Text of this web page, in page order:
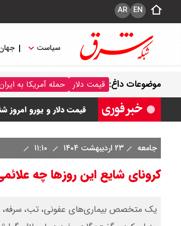
EN
AR
سیاست
موضوعات داغ: قیمت دلار حمله آمریکا به
قیمت دلار مبادله ای امروز شنبه ۱۷ مرداد ۱۴۰ / دلار حواله ای
قیمت طلا و سکه امروز شنبه ۱۷ مرداد ۱۴۰۵ / قیمت هر گرم طلا
قیمت دلار و یورو امروز شنبه ۱۷ مرداد ۱۴۰۵ / هر دلار چند؟
جامعه
۲۳ اردیبهشت ۱۴۰۴
کرونای شایع این روزها چه
یک متخصص بیماری‌های عفونی، تب، سرفه،